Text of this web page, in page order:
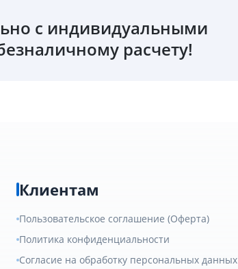
с индивидуальными
расчету!
Клиентам
Пользовательское соглашение (Оферта)
Политика конфиденциальности
Согласие на обработку персональных данных